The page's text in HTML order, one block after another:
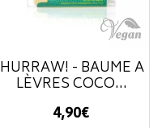
HURRAW! - BAUME À
LÈVRES COCO...
4,90€